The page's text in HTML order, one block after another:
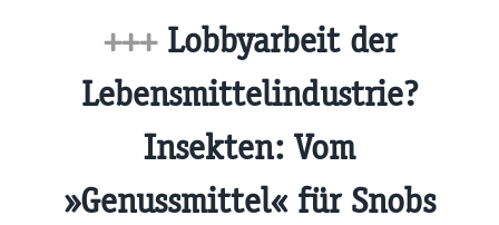
+++Lobbyarbeit der
Lebensmittelindustrie?
Insekten: Vom
»Genussmittel« für Snobs